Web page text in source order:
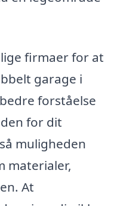
firmaer for at
garage i
forståelse
for dit
muligheden
materialer,
At